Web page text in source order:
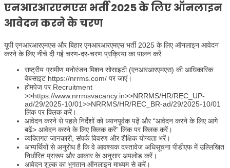
एनआरआरएमएस भर्ती 2025 के लिए ऑनलाइन
आवेदन करने के चरण
यूपी एनआरआरएमएस और बिहार एनआरआरएमएस भर्ती 2025 के लिए ऑनलाइन आवेदन
करने के लिए नीचे दी गई चरण-दर-चरण प्रक्रिया का पालन करें
राष्ट्रीय ग्रामीण मनोरंजन मिशन सोसाइटी (एनआरआरएमएस) की आधिकारिक
वेबसाइट https://nrrms.com/ पर जाएं।
होमपेज पर Recruitment
>>https://www.nrrmsvacancy.in>>NRRMS/HR/REC_UP-
ad/29/2025-10/01>>NRRMS/HR/REC_BR-ad/29/2025-10/01
लिंक पर क्लिक करें।
आवेदन करने से पहले निर्देशों को ध्यानपूर्वक पढ़ें और “आवेदन करने के लिए आगे
बढ़ें> आवेदन करने के लिए क्लिक करें” लिंक पर क्लिक करें।
व्यक्तिगत जानकारी, संपर्क विवरण और शैक्षिक योग्यता भरें।
अभ्यर्थियों से अनुरोध है कि वे आवश्यक दस्तावेज अधिसूचना पीडीएफ में उल्लिखित
निर्धारित प्रारूप और आकार के अनुसार अपलोड करें।
आवेदन शुल्क का भुगतान ऑनलाइन माध्यम से करें।